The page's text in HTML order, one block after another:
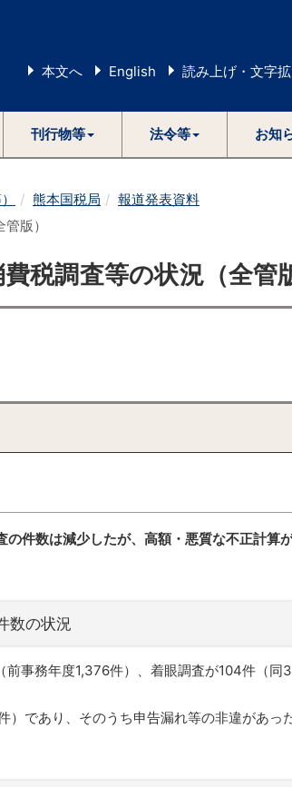
本文へ English 読み上げ・文字
刊行物等 法令等 お知
熊本国税局
報道発表資料
版）
税調査等の状況（全管
件数は減少したが、高額・悪質な不正計算
数の状況
事務年度1,376件）、着眼調査が104件（
であり、そのうち申告漏れ等の非違があっ